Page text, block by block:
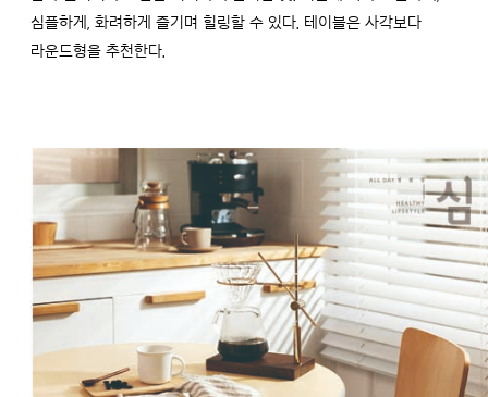
심플하게, 화려하게 즐기며 힐링할 수 있다. 테이블은 사각보다
라운드형을 추천한다.